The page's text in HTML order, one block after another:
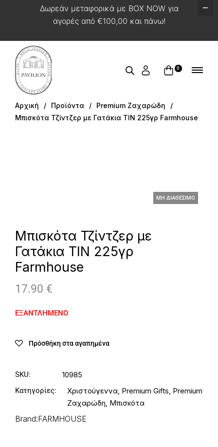
0
Αρχική Προϊόντα
Premium Ζαχαρώδη
Μπισκότα Τζίντζερ με Γατάκια ΤΙΝ 225γρ Farmhouse
ΜΗ ΔΙΑΘΕΣΙΜΟ
Μπισκότα Τζίντζερ με
Γατάκια ΤΙΝ 225γρ
Farmhouse
17.90 €
ΕΞΑΝΤΛΗΜΕΝΟ
Πρόσθήκη στα αγαπημένα
SKU: 10985
Κατηγορίες: Χριστούγεννα, Premium Gifts, Premium
Ζαχαρώδη, Μπισκότα
Brand:FARMHOUSE
Δωρεάν μεταφορικά με BOX NOW για
αγορές από €100,00 και πάνω!